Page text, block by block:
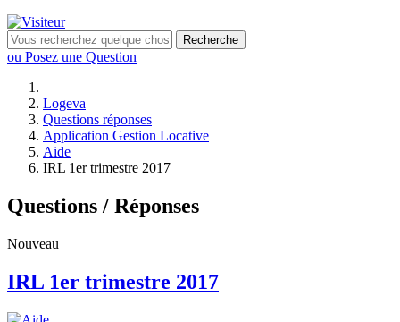
Recherche
ou Posez une Question
Logeva
Questions réponses
Application Gestion Locative
Aide
IRL 1er trimestre 2017
Questions / Réponses
Nouveau
IRL 1er trimestre 2017